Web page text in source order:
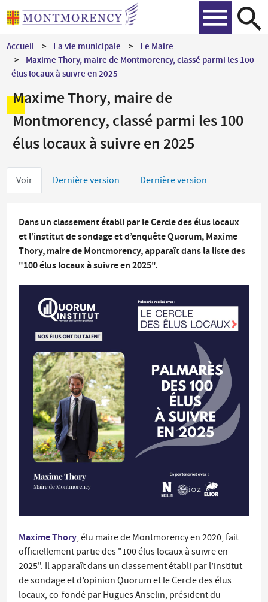
Aller
au
principal
Accueil La vie municipale
Le Maire
Maxime Thory, maire de Montmorency, classé parmi les 100
élus locaux à suivre en 2025
Maxime Thory, maire de
Montmorency, classé parmi les 100
élus locaux à suivre en 2025
Onglets
Voir Dernière version Dernière version
Dans un classement établi par le Cercle des élus locaux
et l’institut de sondage et d’enquête Quorum, Maxime
Thory, maire de Montmorency, apparaît dans la liste des
"100 élus locaux à suivre en 2025".
Maxime Thory, élu maire de Montmorency en 2020, fait
officiellement partie des "100 élus locaux à suivre en
2025". Il apparaît dans un classement établi par l’institut
de sondage et d’opinion Quorum et le Cercle des élus
locaux, co-fondé par Hugues Anselin, président du